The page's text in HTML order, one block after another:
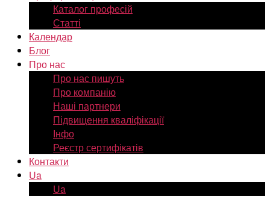
Каталог професій
Статті
Календар
Блог
Про нас
Про нас пишуть
Про компанію
Наші партнери
Підвищення кваліфікації
Інфо
Реєстр сертифікатів
Контакти
Ua
Ua